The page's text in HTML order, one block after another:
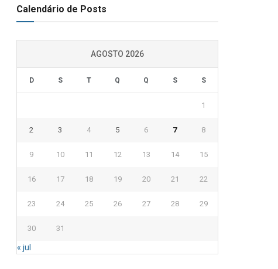
Calendário de Posts
AGOSTO 2026
D S T Q Q S S
1
2 3 4 5 6 7 8
9 10 11 12 13 14 15
16 17 18 19 20 21 22
23 24 25 26 27 28 29
30 31
« jul